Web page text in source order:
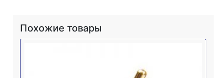
Похожие товары